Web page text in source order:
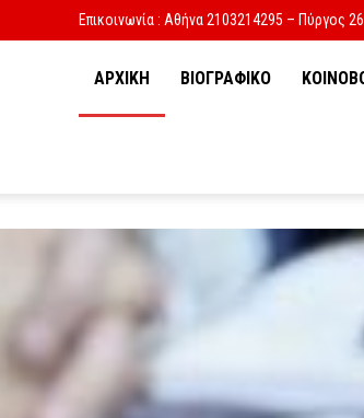
Επικοινωνία : Αθήνα 2103214295 – Πύργος
ΑΡΧΙΚΗ ΒΙΟΓΡΑΦΙΚΟ